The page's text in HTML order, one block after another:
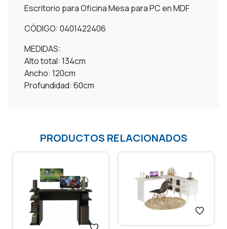
Escritorio para Oficina Mesa para PC en MDF
CÓDIGO: 0401422406
MEDIDAS:
Alto total: 134cm
Ancho: 120cm
Profundidad: 60cm
PRODUCTOS RELACIONADOS